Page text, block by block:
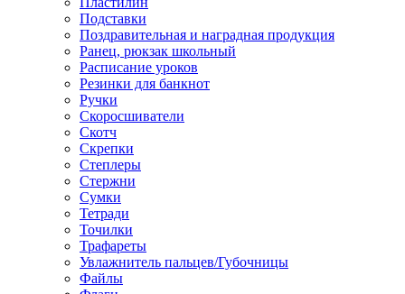
Подставки
Поздравительная и наградная продукция
Ранец, рюкзак школьный
Расписание уроков
Резинки для банкнот
Ручки
Скоросшиватели
Скотч
Скрепки
Степлеры
Стержни
Сумки
Тетради
Точилки
Трафареты
Увлажнитель пальцев/Губочницы
Файлы